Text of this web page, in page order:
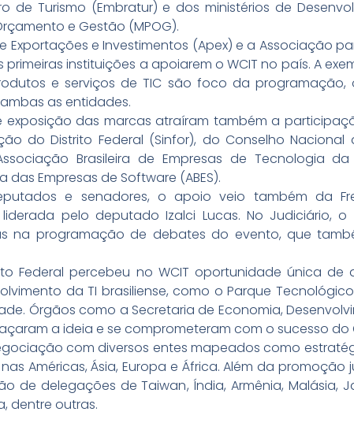
de Turismo (Embratur) e dos ministérios de
e Gestão (MPOG).
Exportações e Investimentos (Apex) e a Associação
primeiras instituições a apoiarem o WCIT no país. A
e serviços de TIC são foco da
as entidades.
exposição das marcas atraíram também a
do Distrito Federal (Sinfor), do Conselho Nacional
Brasileira de Empresas de Tecnologia
das Empresas de Software (ABES).
e senadores, o apoio veio também da
pelo deputado Izalci Lucas. No Judiciário,
na programação de debates do evento, que
Federal percebeu no WCIT oportunidade única de
da TI brasiliense, como o Parque
Órgãos como a Secretaria de Economia,
a ideia e se comprometeram com o sucesso do
com diversos entes mapeados como
Américas, Ásia, Europa e África. Além da
de delegações de Taiwan, Índia, Armênia, Malásia,
dentre outras.